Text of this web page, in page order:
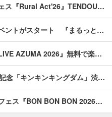
ス『Rural Act'26』TENDOU…
ントがスタート 『まるっと…
AZUMA 2026』無料で楽…
念「キンキンキングダム」渋…
ェス『BON BON BON 2026…